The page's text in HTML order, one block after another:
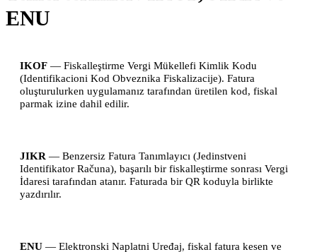
ENU
IKOF — Fiskalleştirme Vergi Mükellefi Kimlik Kodu
(Identifikacioni Kod Obveznika Fiskalizacije). Fatura
oluşturulurken uygulamanız tarafından üretilen kod, fiskal
parmak izine dahil edilir.
JIKR — Benzersiz Fatura Tanımlayıcı (Jedinstveni
Identifikator Računa), başarılı bir fiskalleştirme sonrası Vergi
İdaresi tarafından atanır. Faturada bir QR koduyla birlikte
yazdırılır.
ENU — Elektronski Naplatni Uređaj, fiskal fatura kesen ve